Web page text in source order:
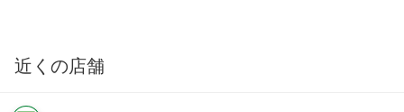
近くの店舗